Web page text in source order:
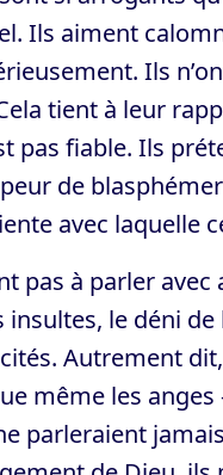
Ils aiment
Ils
tient à leur
pas fiable. Ils
de
avec laquelle
pas à parler
le déni
Autrement
même les
parleraient